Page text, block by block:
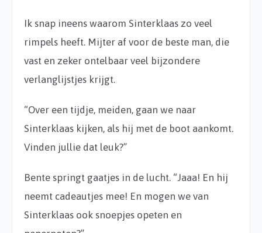
Ik snap ineens waarom Sinterklaas zo veel
rimpels heeft. Mijter af voor de beste man, die
vast en zeker ontelbaar veel bijzondere
verlanglijstjes krijgt.
“Over een tijdje, meiden, gaan we naar
Sinterklaas kijken, als hij met de boot aankomt.
Vinden jullie dat leuk?”
Bente springt gaatjes in de lucht. “Jaaa! En hij
neemt cadeautjes mee! En mogen we van
Sinterklaas ook snoepjes opeten en